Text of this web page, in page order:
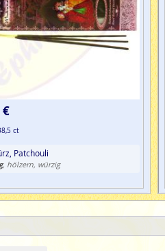
€
ct
Patchouli
, hölzern, würzig